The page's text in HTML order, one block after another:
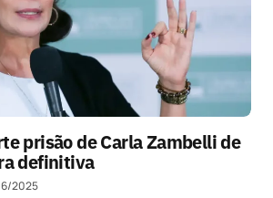
prisão de Carla Zambelli de
definitiva
2025